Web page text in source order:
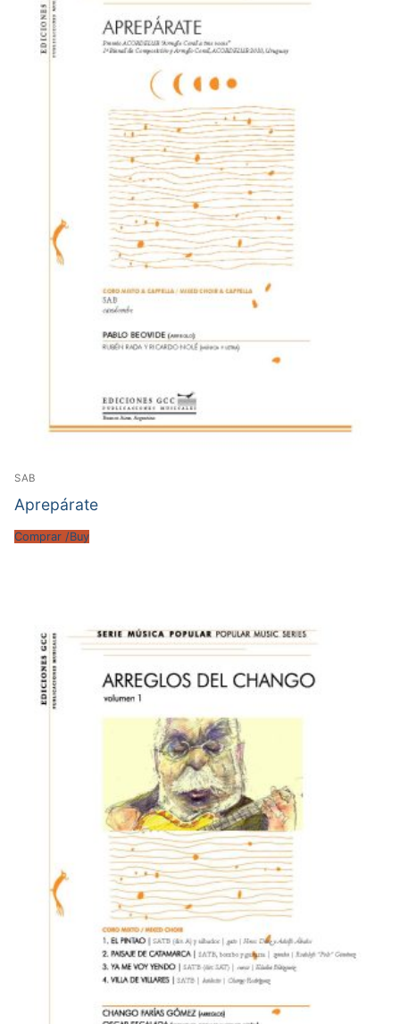
SAB
Aprepárate
Comprar /Buy